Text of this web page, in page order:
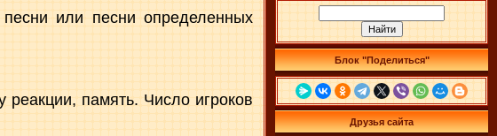
или песни определенных
реакции, память. Число игроков
Блок "Поделиться"
Друзья сайта